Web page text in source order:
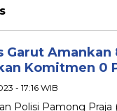
Garut
Komitmen 0
- 17:16 WIB
Polisi Pamong Praja